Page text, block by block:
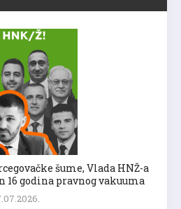
šume, Vlada HNŽ-a
16 godina pravnog vakuuma